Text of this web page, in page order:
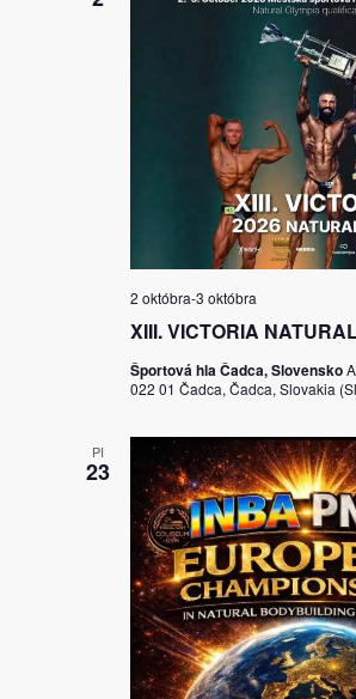
XIII. VICTORIA
2 októbra-3 októbra
Športová hla Čadca, Slovensko
022 01 Čadca, Čadca, Slovakia
PI
23